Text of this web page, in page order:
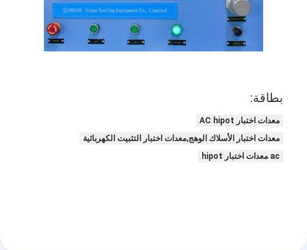
مدونة
معدات اختبار المركبات
بطاقة:
معدات اختبار AC hipot
معدات اختبار الأسلاك الوهج,معدات اختبار التثبيت الكهربائية
ac معدات اختبار hipot